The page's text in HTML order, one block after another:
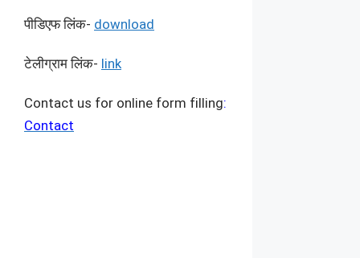
पीडिएफ लिंक- download
टेलीग्राम लिंक- link
Contact us for online form filling:
Contact